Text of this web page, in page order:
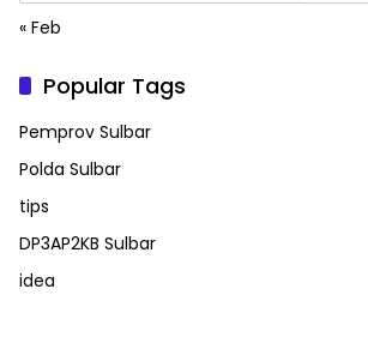
« Feb
Popular Tags
Pemprov Sulbar
Polda Sulbar
tips
DP3AP2KB Sulbar
idea